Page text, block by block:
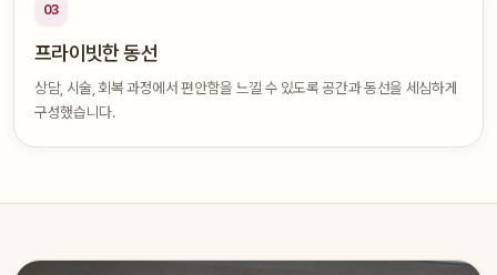
03
프라이빗한 동선
상담, 시술, 회복 과정에서 편안함을 느낄 수 있도록 공간과 동선을 세심하게
구성했습니다.